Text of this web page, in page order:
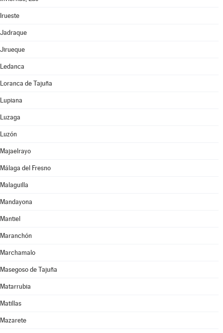
Irueste
Jadraque
Jirueque
Ledanca
Loranca de Tajuña
Lupiana
Luzaga
Luzón
Majaelrayo
Málaga del Fresno
Malaguilla
Mandayona
Mantiel
Maranchón
Marchamalo
Masegoso de Tajuña
Matarrubia
Matillas
Mazarete